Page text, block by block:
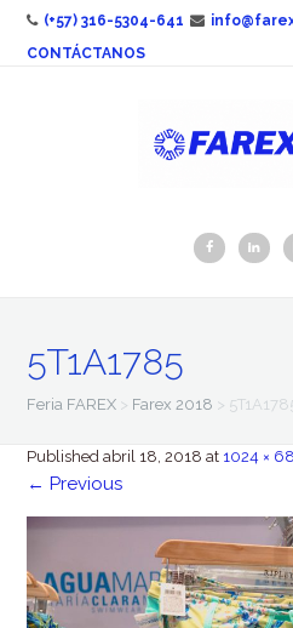
(+57) 316-5304-641
CONTÁCTANOS
5T1A1785
Feria FAREX > Farex 2018 >
Publishedabril 18, 2018 at 1024 ×
← Previous